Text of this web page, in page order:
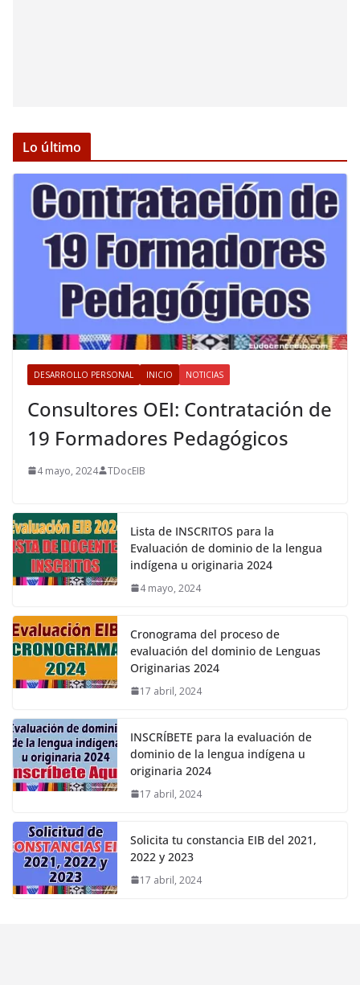
Lo último
DESARROLLO PERSONAL INICIO NOTICIAS
Consultores OEI: Contratación de
19 Formadores Pedagógicos
4 mayo, 2024 TDocEIB
Lista de INSCRITOS para la
Evaluación de dominio de la lengua
indígena u originaria 2024
4 mayo, 2024
Cronograma del proceso de
evaluación del dominio de Lenguas
Originarias 2024
17 abril, 2024
INSCRÍBETE para la evaluación de
dominio de la lengua indígena u
originaria 2024
17 abril, 2024
Solicita tu constancia EIB del 2021,
2022 y 2023
17 abril, 2024